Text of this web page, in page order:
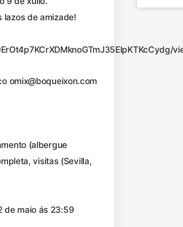
lazos de amizade!
omix@boqueixon.com
(albergue
visitas (Sevilla,
de maio ás 23:59